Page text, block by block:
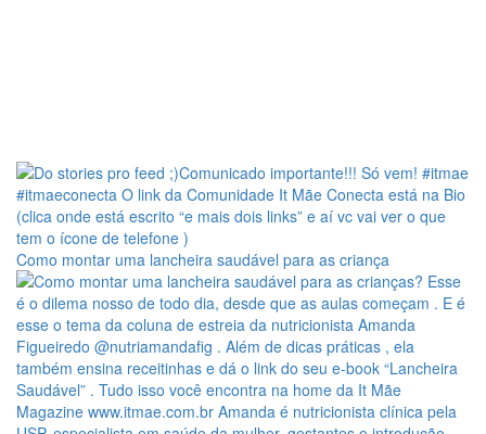
Como montar uma lancheira saudável para as criança